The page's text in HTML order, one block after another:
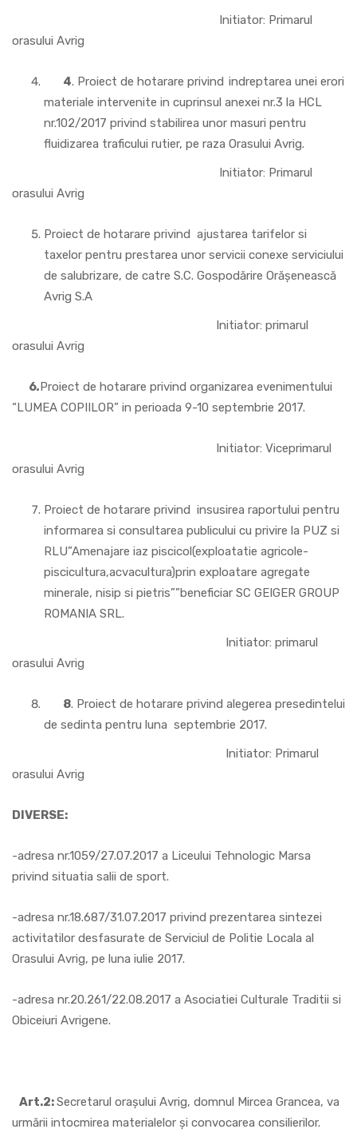
Initiator: Primarul
orasului Avrig
4. Proiect de hotarare privind indreptarea unei erori
materiale intervenite in cuprinsul anexei nr.3 la HCL
nr.102/2017 privind stabilirea unor masuri pentru
fluidizarea traficului rutier, pe raza Orasului Avrig.
Initiator: Primarul
orasului Avrig
Proiect de hotarare privind ajustarea tarifelor si
taxelor pentru prestarea unor servicii conexe serviciului
de salubrizare, de catre S.C. Gospodărire Orăşenească
Avrig S.A
Initiator: primarul
orasului Avrig
6.Proiect de hotarare privind organizarea evenimentului
“LUMEA COPIILOR” in perioada 9-10 septembrie 2017.
Initiator: Viceprimarul
orasului Avrig
Proiect de hotarare privind insusirea raportului pentru
informarea si consultarea publicului cu privire la PUZ si
RLU”Amenajare iaz piscicol(exploatatie agricole-
piscicultura,acvacultura)prin exploatare agregate
minerale, nisip si pietris””beneficiar SC GEIGER GROUP
ROMANIA SRL.
Initiator: primarul
orasului Avrig
8. Proiect de hotarare privind alegerea presedintelui
de sedinta pentru luna septembrie 2017.
Initiator: Primarul
orasului Avrig
DIVERSE:
-adresa nr.1059/27.07.2017 a Liceului Tehnologic Marsa
privind situatia salii de sport.
-adresa nr.18.687/31.07.2017 privind prezentarea sintezei
activitatilor desfasurate de Serviciul de Politie Locala al
Orasului Avrig, pe luna iulie 2017.
-adresa nr.20.261/22.08.2017 a Asociatiei Culturale Traditii si
Obiceiuri Avrigene.
Art.2:Secretarul oraşului Avrig, domnul Mircea Grancea, va
urmării intocmirea materialelor şi convocarea consilierilor.